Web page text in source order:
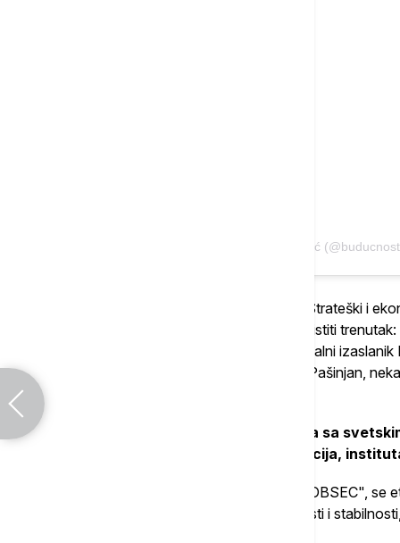
A post shared by Aleksandar Vučić
Prethodno, Vučić je govorio na panelu " Strateški i
planirano je i da se obrati na panelu "Iskoristiti
na kojem će učestvovati nekadašnji specijalni
Lajčak, predsednik Vlade Jermenije Nikol Pašinjan,
imaće i niz bilateralnih susreta sa
predstavnicima međunarodnih institucija,
Inače, globalno bezbednosno forum "GLOBSEC", se
Evropi za oblikovanje globalne bezbednosti i